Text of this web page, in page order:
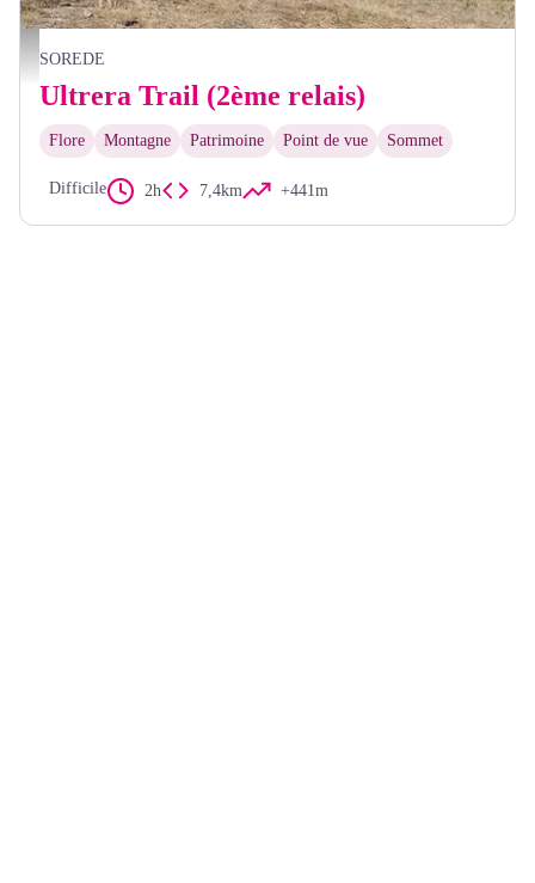
CCACVI
SOREDE
Ultrera Trail (2ème relais)
Flore Montagne Patrimoine Point de vue Sommet
Difficile 2h 7,4km +441m